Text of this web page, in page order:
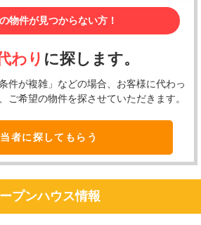
物件が見つからない方！
わり に探します。
件が複雑」などの場合、お客様に代わっ
ご希望の物件を探させていただきます。
者に探してもらう
プンハウス情報